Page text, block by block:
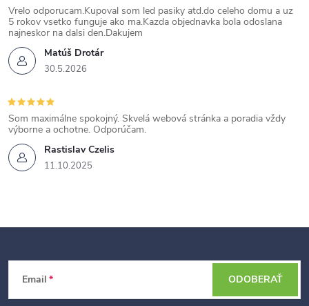
Matúš Drotár
30.5.2026
Vrelo odporucam.Kupoval som led pasiky atd.do celeho domu a uz
5 rokov vsetko funguje ako ma.Kazda objednavka bola odoslana
najneskor na dalsi den.Dakujem
Rastislav Czelis
11.10.2025
Som maximálne spokojný. Skvelá webová stránka a poradia vždy
výborne a ochotne. Odporúčam.
Email ODOBERAŤ